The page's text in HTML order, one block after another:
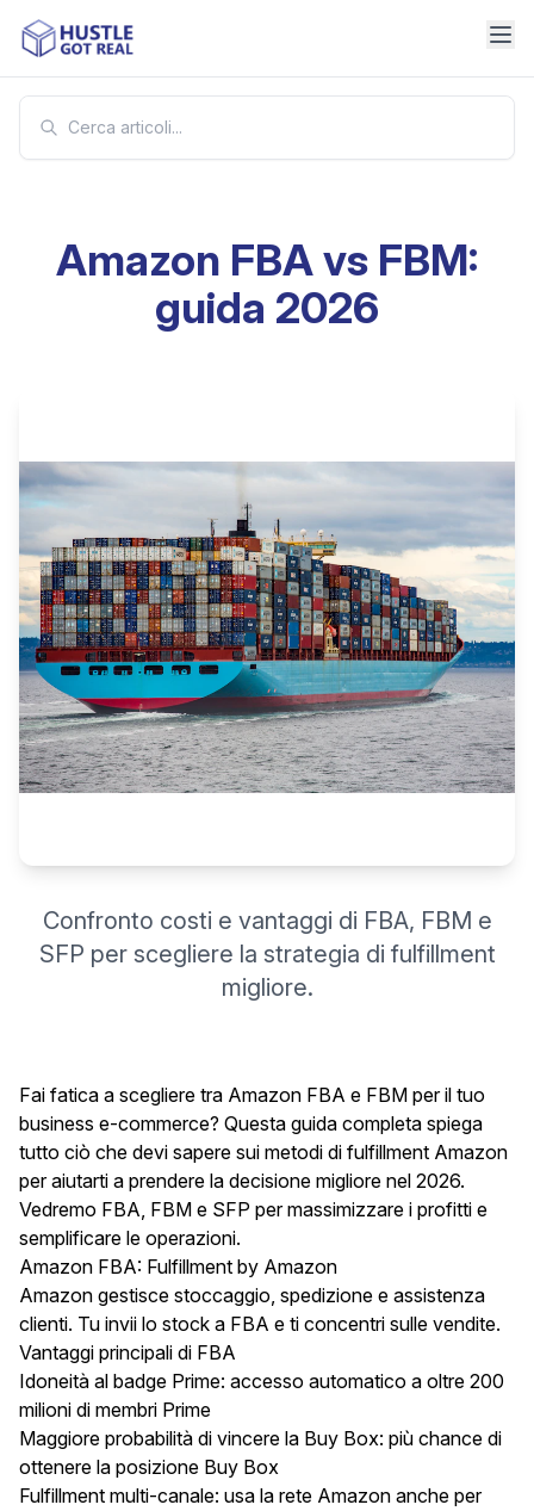
Amazon FBA vs FBM:
guida 2026
Confronto costi e vantaggi di FBA, FBM e
SFP per scegliere la strategia di fulfillment
migliore.
Fai fatica a scegliere tra Amazon FBA e FBM per il tuo
business e-commerce? Questa guida completa spiega
tutto ciò che devi sapere sui metodi di fulfillment Amazon
per aiutarti a prendere la decisione migliore nel 2026.
Vedremo FBA, FBM e SFP per massimizzare i profitti e
semplificare le operazioni.
Amazon FBA: Fulfillment by Amazon
Amazon gestisce stoccaggio, spedizione e assistenza
clienti. Tu invii lo stock a FBA e ti concentri sulle vendite.
Vantaggi principali di FBA
Idoneità al badge Prime: accesso automatico a oltre 200
milioni di membri Prime
Maggiore probabilità di vincere la Buy Box: più chance di
ottenere la posizione Buy Box
Fulfillment multi-canale: usa la rete Amazon anche per